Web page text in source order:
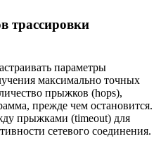
трассировки
параметры
максимально точных
прыжков (hops),
прежде чем остановится.
прыжками (timeout) для
сетевого соединения.